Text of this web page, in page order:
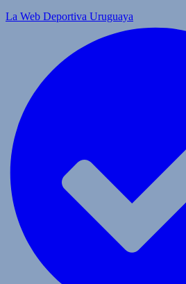
La Web Deportiva Uruguaya